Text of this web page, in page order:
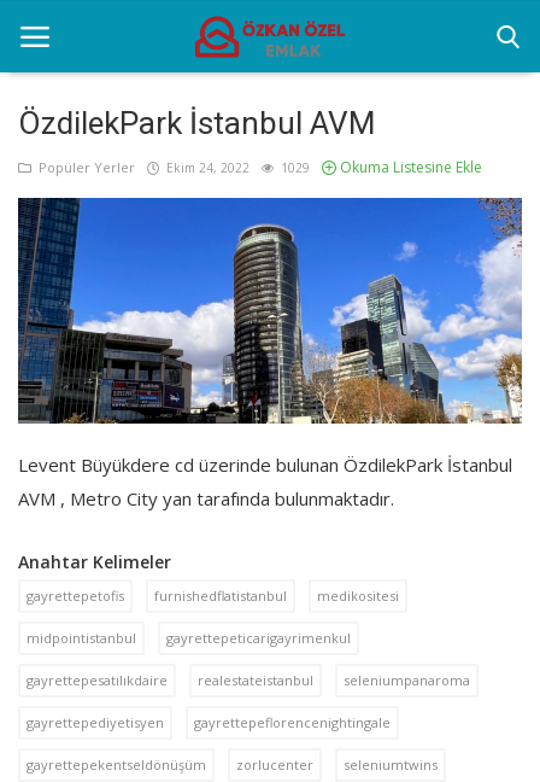
Anasayfa
Popüler Yerler
Gayrettepe Projeler
Genel
Galeri
İletişim
ÖzdilekPark İstanbul AVM
Popüler Yerler Ekim 24, 2022 1029 Okuma Listesine Ekle
Levent Büyükdere cd üzerinde bulunan ÖzdilekPark İstanbul
AVM , Metro City yan tarafında bulunmaktadır.
Anahtar Kelimeler
gayrettepetofis furnishedflatistanbul medikositesi
midpointistanbul gayrettepeticarigayrimenkul
gayrettepesatılıkdaire realestateistanbul seleniumpanaroma
gayrettepediyetisyen gayrettepeflorencenightingale
gayrettepekentseldönüşüm zorlucenter seleniumtwins